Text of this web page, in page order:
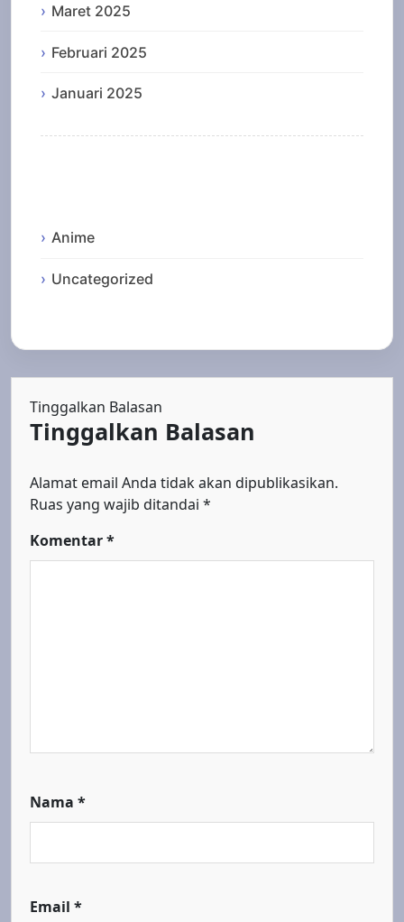
Maret 2025
Februari 2025
Januari 2025
Anime
Uncategorized
Tinggalkan Balasan
Tinggalkan Balasan
Alamat email Anda tidak akan dipublikasikan.
Ruas yang wajib ditandai *
Komentar*
Nama *
Email *